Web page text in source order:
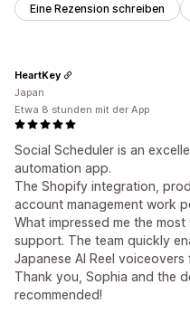
Eine Rezension schreiben
Social Scheduler is an
automation app.
The Shopify integration,
account management work
What impressed me the
support. The team quickly
Japanese AI Reel
Thank you, Sophia and the
recommended!
HeartKey
Japan
Etwa 8 stunden mit der App